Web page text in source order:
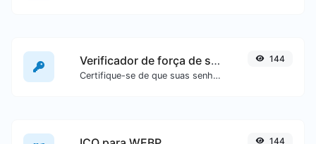
Verificador de força de senha
Certifique-se de que suas senhas sejam boas o suficiente.
144
144